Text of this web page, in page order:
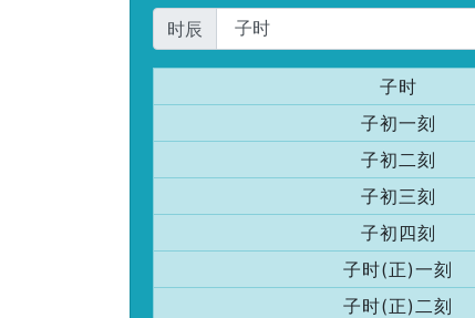
时辰
子时
子初一刻
子初二刻
子初三刻
子初四刻
子时(正)一刻
子时(正)二刻